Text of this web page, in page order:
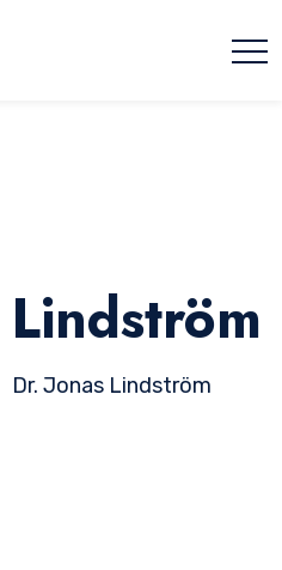
Dr. Jonas Lindström